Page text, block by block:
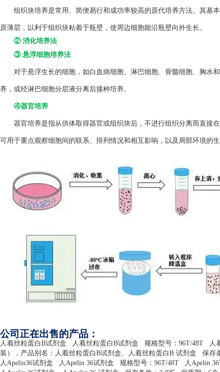
组织块培养是常用、简便易行和成功率较高的原代培养方法。其基
原薄层，以利于组织块粘着于瓶壁，使周边细胞能沿瓶壁向外生长。
② 消化培养法
③ 悬浮细胞培养法
对于悬浮生长的细胞，如白血病细胞、淋巴细胞、骨髓细胞、胸水
养，或经淋巴细胞分层液分离后接种培养。
④器官培养
器官培养是指从供体取得器官或组织块后，不进行组织分离而直接
可用于重点观察细胞间的联系、排列情况和相互影响，以及局部环境的
公司正在出售的产品：
人着丝粒蛋白B试剂盒 人着丝粒蛋白B试剂盒 规格型号： 96T/48T
人
装），产品别名：人着丝粒蛋白B试剂盒、人着丝粒蛋白B 试剂盒
保存
人Apelin36试剂盒 人Apelin 36试剂盒 规格型号： 96T/48T 人Apelin 36